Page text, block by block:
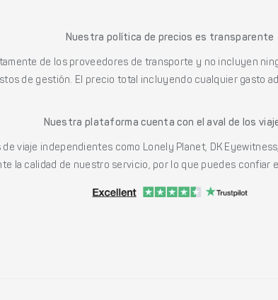
Nuestra política de precios es transparente
de los proveedores de transporte y no incluyen
de gestión. El precio total incluyendo cualquier gasto
Nuestra plataforma cuenta con el aval de los
viaje independientes como Lonely Planet, DK
la calidad de nuestro servicio, por lo que puedes